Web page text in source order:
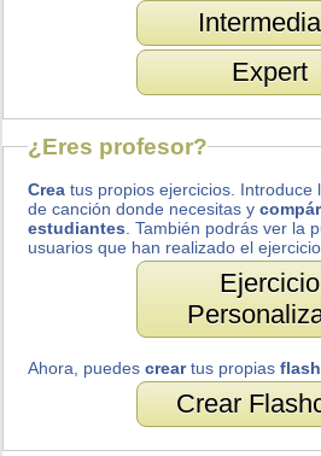
Expert
¿Eres profesor?
Crea tus propios ejercicios. Introduce
de canción donde necesitas y
estudiantes . También podrás ver la
usuarios que han realizado el ejercicio.
Ejercicio
Ahora, puedescreartus propias
Crear